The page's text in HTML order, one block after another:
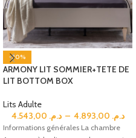
-30%
ARMONY LIT SOMMIER+TETE DE
LIT BOTTOM BOX
Lits Adulte
د.م. – د.م.
Informations générales La chambre